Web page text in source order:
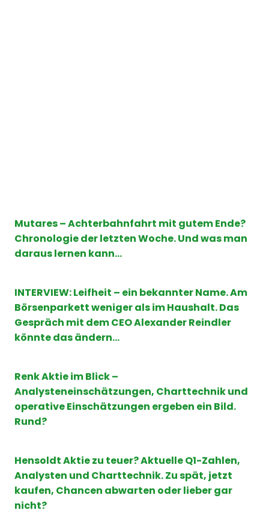
Mutares – Achterbahnfahrt mit gutem Ende?
Chronologie der letzten Woche. Und was man
daraus lernen kann…
INTERVIEW: Leifheit – ein bekannter Name. Am
Börsenparkett weniger als im Haushalt. Das
Gespräch mit dem CEO Alexander Reindler
könnte das ändern…
Renk Aktie im Blick –
Analysteneinschätzungen, Charttechnik und
operative Einschätzungen ergeben ein Bild.
Rund?
Hensoldt Aktie zu teuer? Aktuelle Q1-Zahlen,
Analysten und Charttechnik. Zu spät, jetzt
kaufen, Chancen abwarten oder lieber gar
nicht?